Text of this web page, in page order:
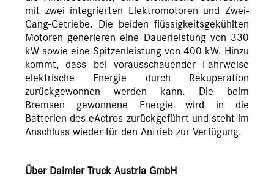
mit zwei integrierten Elektromotoren und Zwei-
Gang-Getriebe. Die beiden flüssigkeitsgekühlten
Motoren generieren eine Dauerleistung von 330
kW sowie eine Spitzenleistung von 400 kW. Hinzu
kommt, dass bei vorausschauender Fahrweise
elektrische Energie durch Rekuperation
zurückgewonnen werden kann. Die beim
Bremsen gewonnene Energie wird in die
Batterien des eActros zurückgeführt und steht im
Anschluss wieder für den Antrieb zur Verfügung.
Über Daimler Truck Austria GmbH